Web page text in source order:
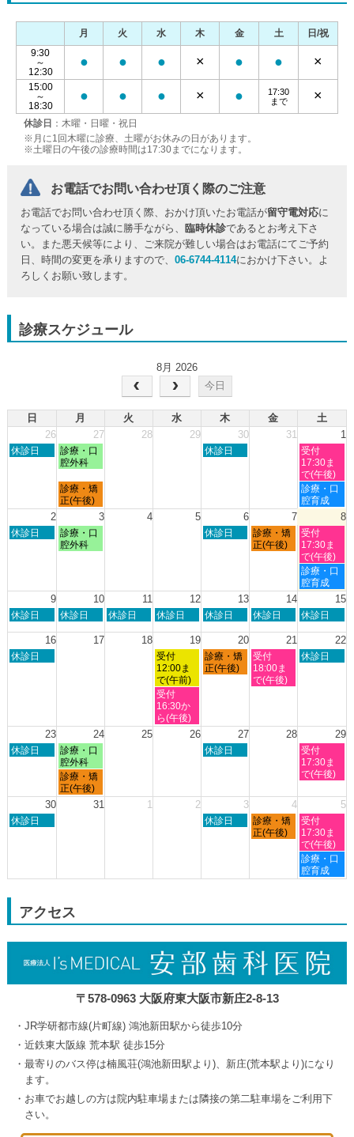
休診日 ：木曜・日曜・祝日
※月に1回木曜に診療、土曜がお休みの日があります。
※土曜日の午後の診療時間は17:30までになります。
月 火 水 木 金 土
日/祝
9:30
～
12:30
● ● ● × ● ● ×
15:00
～
18:30
● ● ● × ●
17:30
まで
×
お電話でお問い合わせ頂く際のご注意
お電話でお問い合わせ頂く際、おかけ頂いたお電話が留守電対応に
なっている場合は誠に勝手ながら、臨時休診であるとお考え下さ
い。また悪天候等により、ご来院が難しい場合はお電話にてご予約
日、時間の変更を承りますので、06-6744-4114におかけ下さい。よ
ろしくお願い致します。
診療スケジュール
8月 2026
今日
日 月 火 水 木 金
土
26
27 28 29 30 31 1
日
26th
休診日
月
曜
7
月
27th
診療・口
腔外科
木
30th
休診日
土
曜
日,
8
月
1st
受付
17:30ま
で(午後)
月
曜
日,
月
27th
診療・矯
正(午後)
土
曜
日,
月
1st
2026
診療・口
腔育成
2 3 4 5 6 7 8
日
2nd
休診日
月
曜
3rd
診療・口
腔外科
木
6th
休診日
金
曜
7th
診療・矯
正(午後)
土
曜
日,
8
月
8th
受付
17:30ま
で(午後)
土
曜
日,
月
診療・口
腔育成
9 10 11 12 13 14 15
日
8
月
休診日
月
休診日
火
休診日
水
8
月
12th
2026
休診日
木
8
月
13th
休診日
金
8
月
14th
2026
休診日
土
8
月
休診日
16 17 18 19 20 21 22
日
2026
休診日
水
曜
日,
8
月
19th
2026
受付
12:00ま
で(午前)
木
曜
2026
診療・矯
正(午後)
金
曜
日,
2026
受付
18:00ま
で(午後)
土
2026
休診日
水
曜
日,
8
受付
16:30か
ら(午後)
23 24 25 26 27 28 29
日
月
2026
休診日
月
曜
日,
8
月
診療・口
腔外科
木
月
2026
休診日
土
曜
日,
月
2026
受付
17:30ま
で(午後)
月
曜
日,
診療・矯
正(午後)
30 31 1 2 3 4 5
日
30th
休診日
木
3rd
休診日
金
曜
4th
診療・矯
正(午後)
土
曜
日,
9
月
5th
受付
17:30ま
で(午後)
土
曜
日,
診療・口
腔育成
アクセス
〒578-0963 大阪府東大阪市新庄2-8-13
JR学研都市線(片町線) 鴻池新田駅から徒歩10分
近鉄東大阪線 荒本駅 徒歩15分
最寄りのバス停は楠風荘(鴻池新田駅より)、新庄(荒本駅より)になり
ます。
お車でお越しの方は院内駐車場または隣接の第二駐車場をご利用下
さい。